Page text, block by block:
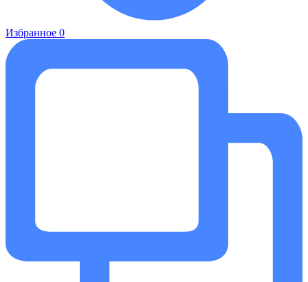
Избранное 0